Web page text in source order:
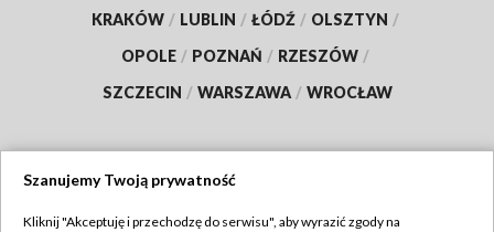
KRAKÓW / LUBLIN / ŁÓDŹ / OLSZTYN /
OPOLE / POZNAŃ / RZESZÓW /
SZCZECIN / WARSZAWA / WROCŁAW
Szanujemy Twoją prywatność
Kliknij "Akceptuję i przechodzę do serwisu", aby wyrazić zgody na